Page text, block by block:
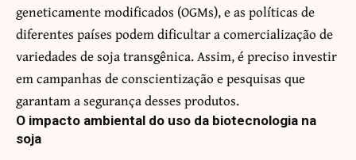
geneticamente modificados (OGMs), e as políticas de
diferentes países podem dificultar a comercialização de
variedades de soja transgênica. Assim, é preciso investir
em campanhas de conscientização e pesquisas que
garantam a segurança desses produtos.
O impacto ambiental do uso da biotecnologia na
soja